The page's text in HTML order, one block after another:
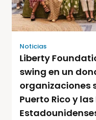
Noticias
Liberty
swing en un
organizaciones
Puerto Rico y